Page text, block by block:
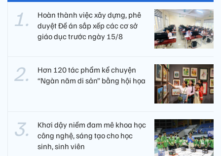
Hoàn thành việc xây dựng, phê
duyệt Đề án sắp xếp các cơ sở
giáo dục trước ngày 15/8
Hơn 120 tác phẩm kể chuyện
“Ngàn năm di sản” bằng hội họa
Khơi dậy niềm đam mê khoa học
công nghệ, sáng tạo cho học
sinh, sinh viên